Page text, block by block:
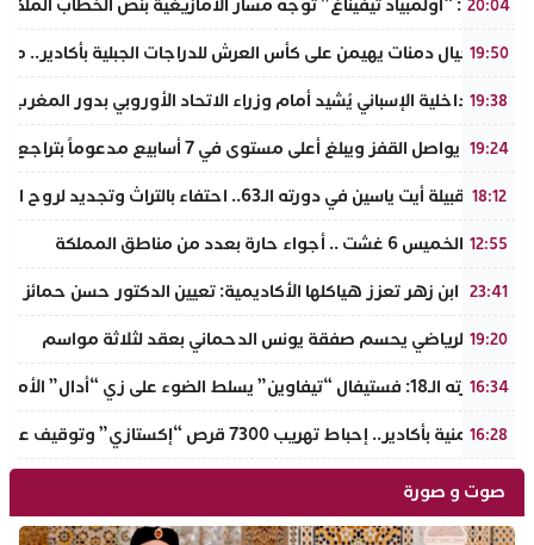
20:04
تفراوت: “أولمبياد تيفيناغ” تُوجه مسار الأمازيغية بنص الخطاب الملكي
19:50
نادي أجيال دمنات يهيمن على كأس العرش للدراجات الجبلية بأكادير..
19:38
وزير الداخلية الإسباني يُشيد أمام وزراء الاتحاد الأوروبي بدور
19:24
الذهب يواصل القفز ويبلغ أعلى مستوى في 7 أسابيع مدعوماً بتراجع الدولار وانخفاض عوائد السندات
18:12
ملتقى قبيلة أيت ياسين في دورته الـ63.. احتفاء بالتراث وتجديد لروح الانتماء الوطني
12:55
طقس الخميس 6 غشت .. أجواء حارة بعدد من مناطق المملكة
23:41
جامعة ابن زهر تعزز هياكلها الأكاديمية: تعيين الدكتور حسن حمائز
19:20
الرجاء الرياضي يحسم صفقة يونس الدحماني بعقد لثلاثة مواسم
16:34
في دورته الـ18: فستيفال “تيفاوين” يسلط الضوء على زي “أدال” الأمازيغي ويكرم رائدات التطريز والتصميم بالـأطلس الصغير
16:28
ضربة أمنية بأكادير.. إحباط تهريب 7300 قرص “إكستازي” وتوقيف عنصرين من ذوي السوابق
صوت و صورة